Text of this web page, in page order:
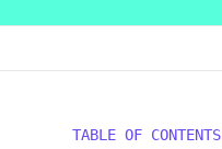
TABLE OF CONTENTS